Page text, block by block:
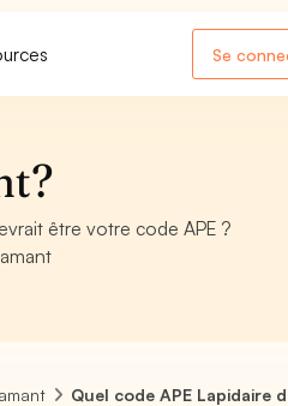
Se
être votre code APE ?
Quel code APE Lapidaire